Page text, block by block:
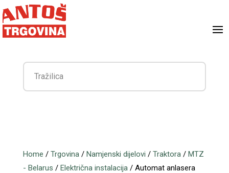
Home / Trgovina / Namjenski dijelovi / Traktora / MTZ
- Belarus / Električna instalacija / Automat anlasera